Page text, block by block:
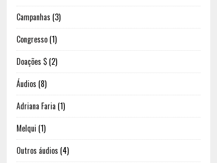
Campanhas (3)
Congresso(1)
Doações $(2)
Áudios (8)
Adriana Faria (1)
Melqui (1)
Outros áudios (4)